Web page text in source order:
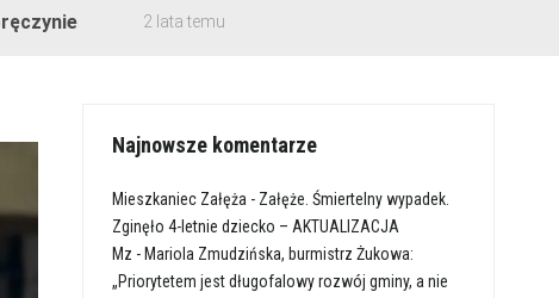
2 lata temu
Najnowsze komentarze
Mieszkaniec Załęża - Załęże. Śmiertelny wypadek.
Zginęło 4-letnie dziecko – AKTUALIZACJA
Mz - Mariola Zmudzińska, burmistrz Żukowa:
„Priorytetem jest długofalowy rozwój gminy, a nie